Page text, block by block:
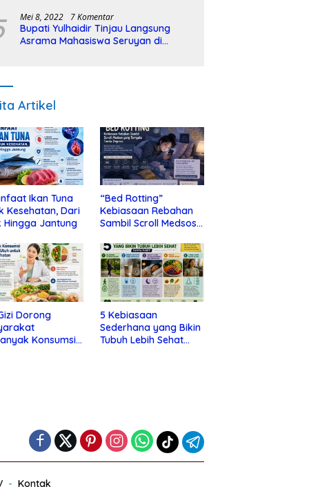
Mei 8, 2022 7 Komentar
Bupati Yulhaidir Tinjau Langsung
Asrama Mahasiswa Seruyan di
Artikel
Ikan Tuna
Kesehatan, Dari
Hingga Jantung
“Bed Rotting”
Kebiasaan Rebahan
Sambil Scroll Medsos
Depresi
Dorong
Konsumsi
5 Kebiasaan
Sederhana yang Bikin
Tubuh Lebih Sehat
Kontak